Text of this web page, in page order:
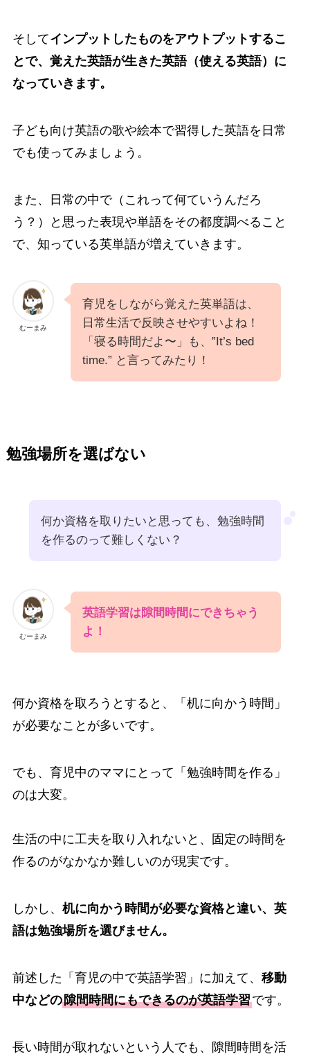
そしてインプットしたものをアウトプットするこ
とで、覚えた英語が生きた英語（使える英語）に
なっていきます。
子ども向け英語の歌や絵本で習得した英語を日常
でも使ってみましょう。
また、日常の中で（これって何ていうんだろ
う？）と思った表現や単語をその都度調べること
で、知っている英単語が増えていきます。
むーまみ
育児をしながら覚えた英単語は、
日常生活で反映させやすいよね！
「寝る時間だよ〜」も、”It’s bed
time.” と言ってみたり！
勉強場所を選ばない
何か資格を取りたいと思っても、勉強時間
を作るのって難しくない？
むーまみ
英語学習は隙間時間にできちゃう
よ！
何か資格を取ろうとすると、「机に向かう時間」
が必要なことが多いです。
でも、育児中のママにとって「勉強時間を作る」
のは大変。
生活の中に工夫を取り入れないと、固定の時間を
作るのがなかなか難しいのが現実です。
しかし、 机に向かう時間が必要な資格と違い、英
語は勉強場所を選びません。
前述した「育児の中で英語学習」に加えて、 移動
中などの隙間時間にもできるのが英語学習です。
長い時間が取れないという人でも、隙間時間を活